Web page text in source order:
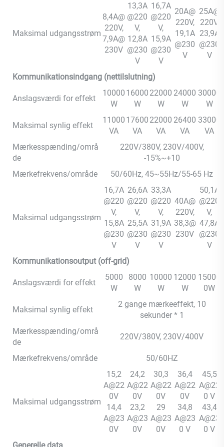
Maksimal udgangsstrøm
8,4A@
220V,
7,9A@
230V
13,3A
@220
V,
12,8A
@230
V
16,7A
@220
V,
15,9A
@230
V
20A@
220V,
19,1A
@230
V
25A@
220V,
23,9A
@230
V
Kommunikationsindgang (nettilslutning)
Anslagsværdi for effekt
10000
W
16000
W
22000
W
24000
W
30000
W
Maksimal synlig effekt
11000
VA
17600
VA
22000
VA
26400
VA
33000
VA
Mærkesspænding/områ
de
220V/380V, 230V/400V,
-15%~+10
Mærkefrekvens/område
50/60Hz, 45~55Hz/55-65 Hz
Maksimal udgangsstrøm
16,7A
@220
V,
15,8A
@230
V
26,6A
@220
V,
25,5A
@230
V
33,3A
@220
V,
31,9A
@230
V
40A@
220V,
38,3@
230V
50,1A
@220
V,
47,8A
@230
V
Kommunikationsoutput (off-grid)
Anslagsværdi for effekt
5000
W
8000
W
10000
W
12000
W
15000
0W
Maksimal synlig effekt
2 gange mærkeeffekt, 10
sekunder * 1
Mærkesspænding/områ
de
220V/380V, 230V/400V
Mærkefrekvens/område 50/60HZ
Maksimal udgangsstrøm
15,2
A@22
0V
14,4
A@23
0V
24,2
A@22
0V
23,2
A@23
0V
30,3
A@22
0V
29
A@23
0V
36,4
A@22
0V
34,8
A@23
0 V
45,5
A@22
0 V
43,4
A@23
0 V
Generelle data